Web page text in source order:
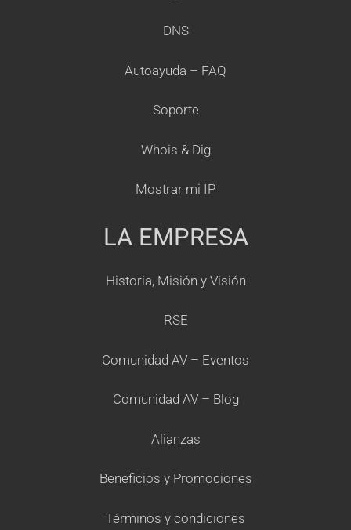
DNS
Autoayuda – FAQ
Soporte
Whois & Dig
Mostrar mi IP
LA EMPRESA
Historia, Misión y Visión
RSE
Comunidad AV – Eventos
Comunidad AV – Blog
Alianzas
Beneficios y Promociones
Términos y condiciones